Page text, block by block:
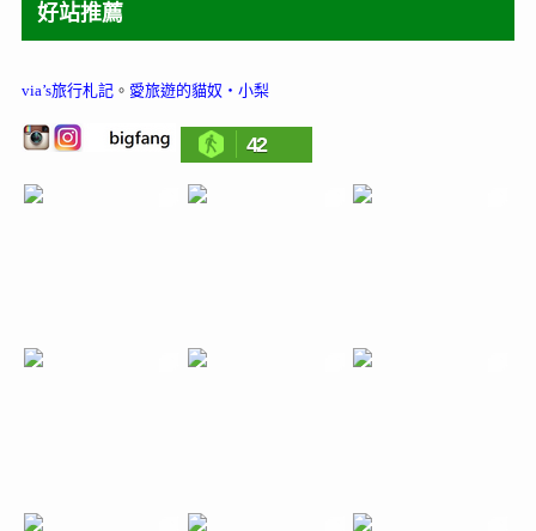
好站推薦
via’s旅行札記。 愛旅遊的貓奴‧小梨
42